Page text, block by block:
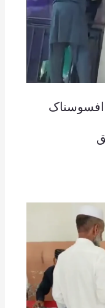
افسوسناک